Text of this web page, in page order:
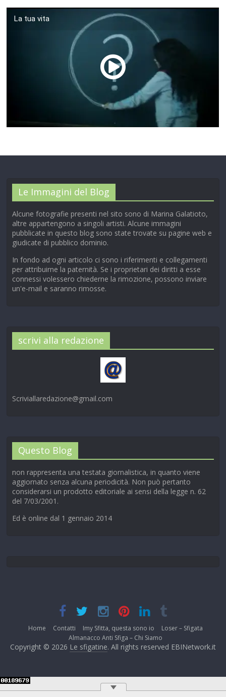
La tua vita
Le Immagini del Blog
Alcune fotografie presenti nel sito sono di Marina Galatioto,
altre appartengono a singoli artisti. Alcune immagini
pubblicate in questo blog sono state trovate su pagine web e
giudicate di pubblico dominio.
In fondo ad ogni articolo ci sono i riferimenti e collegamenti
per attribuirne la paternità. Se i proprietari dei diritti a esse
connessi volessero chiederne la rimozione, possono inviare
un'e-mail e saranno rimosse.
scrivi alla redazione
Scriviallaredazione@gmail.com
Questo Blog
non rappresenta una testata giornalistica, in quanto viene
aggiornato senza alcuna periodicità. Non può pertanto
considerarsi un prodotto editoriale ai sensi della legge n. 62
del 7/03/2001.
Ed è online dal 1 gennaio 2014
Home Contatti Imy Sfitta, questa sono io
Loser – Sfigata
Almanacco Anti Sfiga – Chi Siamo
Copyright © 2026 Le sfigatine. All rights reserved EBINetwork.it